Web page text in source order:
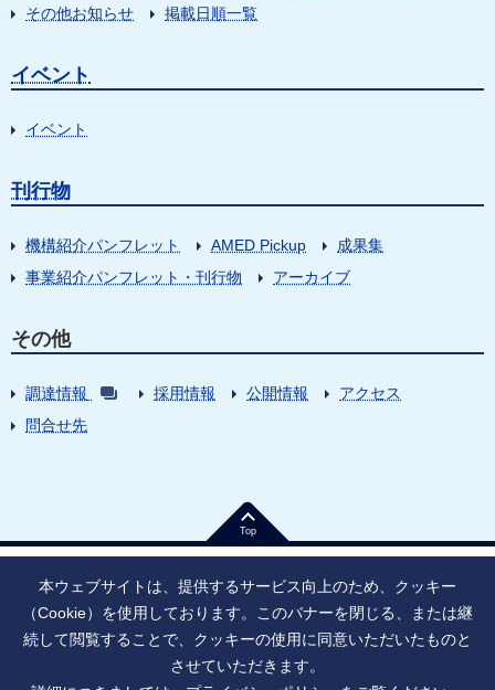
その他お知らせ
掲載日順一覧
イベント
イベント
刊行物
機構紹介パンフレット AMED Pickup
成果集
事業紹介パンフレット・刊行物
アーカイブ
その他
調達情報 採用情報 公開情報
アクセス
問合せ先
Top
法人番号：9010005023796 東京都千代田区大手町1丁目7番1号
寄附のお願い
ご利用上の注意
本ウェブサイトは、提供するサービス向上のため、クッキー
（Cookie）を使用しております。このバナーを閉じる、または継
続して閲覧することで、クッキーの使用に同意いただいたものと
させていただきます。